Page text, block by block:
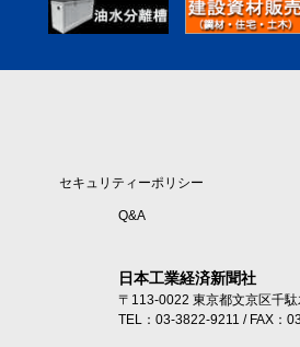
セキュリティーポリシー
Q&A
日本工業経済新聞社
〒113-0022 東京都文京区千駄
TEL：03-3822-9211 / FAX：